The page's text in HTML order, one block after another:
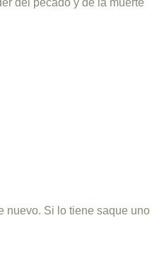
del pecado y de la muerte
nuevo. Si lo tiene saque uno